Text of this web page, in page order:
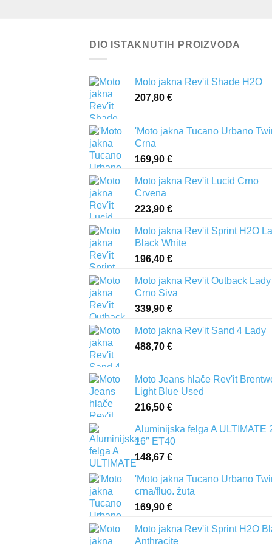
DIO ISTAKNUTIH PROIZVODA
Moto jakna Rev'it Shade H2O
207,80 €
'Moto jakna Tucano Urbano
Crna
169,90 €
Moto jakna Rev'it Lucid Crno
Crvena
223,90 €
Moto jakna Rev'it Sprint H2O
Black White
196,40 €
Moto jakna Rev'it Outback Lady
Crno Siva
339,90 €
Moto jakna Rev'it Sand 4 Lady
488,70 €
Moto Jeans hlače Rev'it
Light Blue Used
216,50 €
Aluminijska felga A ULTIMATE
16″ ET40
148,67 €
'Moto jakna Tucano Urbano
crna/fluo. žuta
169,90 €
Moto jakna Rev'it Sprint H2O
Anthracite